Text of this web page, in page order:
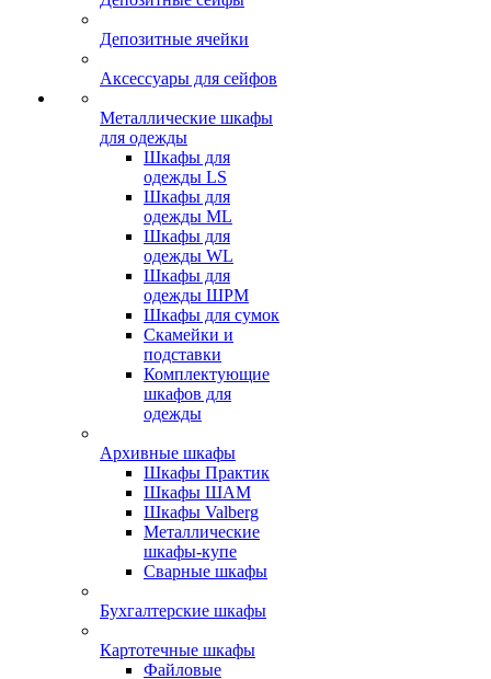
Депозитные ячейки
Аксессуары для сейфов
Металлические шкафы
для одежды
Шкафы для
одежды LS
Шкафы для
одежды ML
Шкафы для
одежды WL
Шкафы для
одежды ШРМ
Шкафы для сумок
Скамейки и
подставки
Комплектующие
шкафов для
одежды
Архивные шкафы
Шкафы Практик
Шкафы ШАМ
Шкафы Valberg
Металлические
шкафы-купе
Сварные шкафы
Бухгалтерские шкафы
Картотечные шкафы
Файловые